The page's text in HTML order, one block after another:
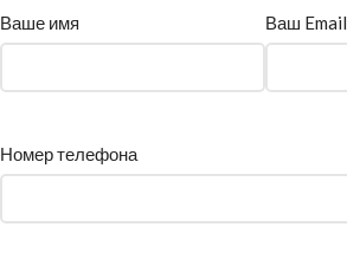
Ваше имя Ваш Email
Номер телефона